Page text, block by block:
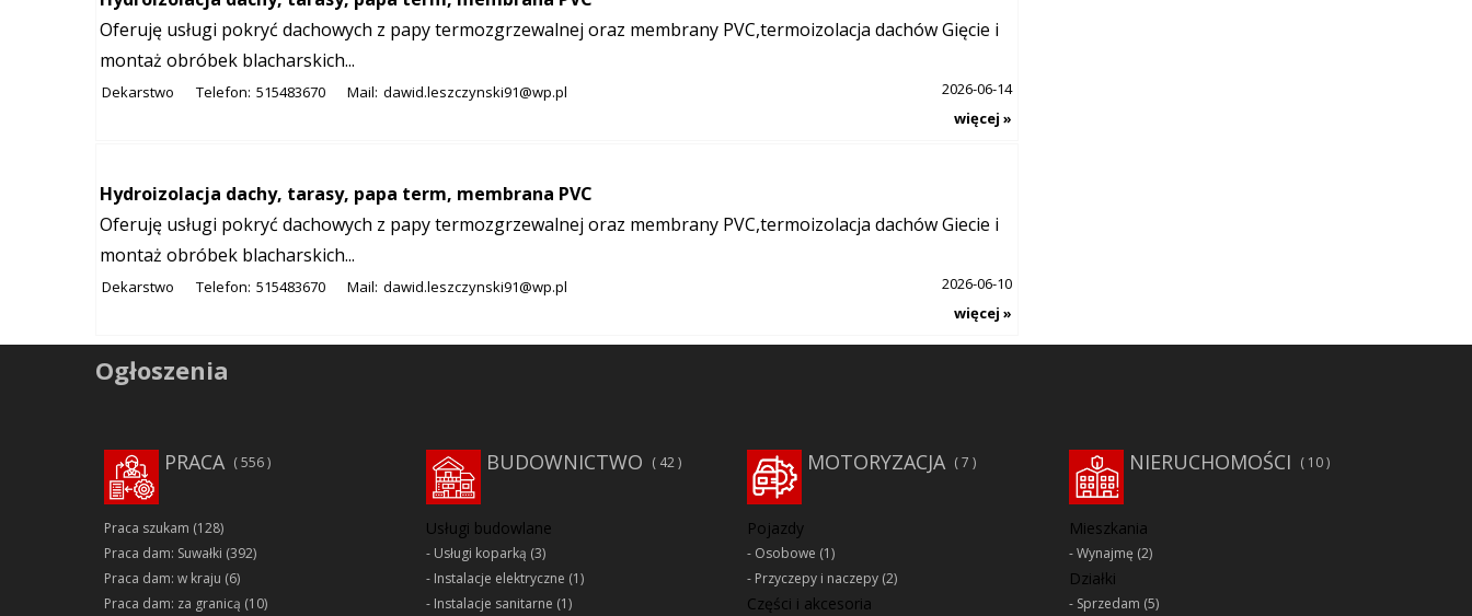
Oferuję usługi pokryć dachowych z papy termozgrzewalnej oraz membrany PVC,termoizolacja dachów Gięcie i
montaż obróbek blacharskich...
Dekarstwo Telefon: 515483670 Mail: dawid.leszczynski91@wp.pl
2026-06-14
więcej »
Hydroizolacja dachy, tarasy, papa term, membrana PVC
Oferuję usługi pokryć dachowych z papy termozgrzewalnej oraz membrany PVC,termoizolacja dachów Giecie i
montaż obróbek blacharskich...
Dekarstwo Telefon: 515483670 Mail: dawid.leszczynski91@wp.pl
2026-06-10
więcej »
Ogłoszenia
PRACA 556
Praca szukam (128)
Praca dam: Suwałki (392)
Praca dam: w kraju (6)
Praca dam: za granicą (10)
BUDOWNICTWO 42
Usługi budowlane
Usługi koparką (3)
Instalacje elektryczne (1)
Instalacje sanitarne (1)
MOTORYZACJA 7
Pojazdy
Osobowe (1)
Przyczepy i naczepy (2)
Części i akcesoria
NIERUCHOMOŚCI 10
Mieszkania
Wynajmę (2)
Działki
Sprzedam (5)